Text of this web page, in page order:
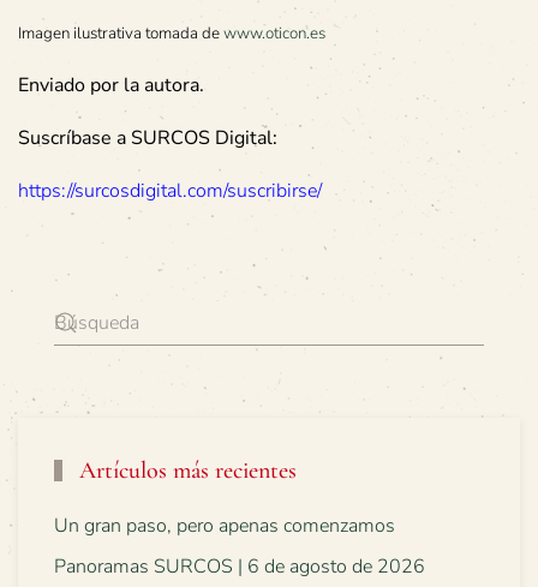
Imagen ilustrativa tomada dewww.oticon.es
Enviado por la autora.
Suscríbase a SURCOS Digital:
https://surcosdigital.com/suscribirse/
Artículos más recientes
Un gran paso, pero apenas comenzamos
Panoramas SURCOS | 6 de agosto de 2026